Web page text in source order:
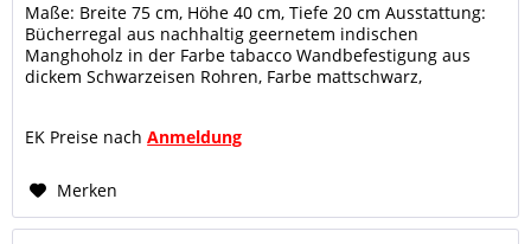
Maße: Breite 75 cm, Höhe 40 cm, Tiefe 20 cm Ausstattung:
Bücherregal aus nachhaltig geernetem indischen
Manghoholz in der Farbe tabacco Wandbefestigung aus
dickem Schwarzeisen Rohren, Farbe mattschwarz,
EK Preise nachAnmeldung
Merken